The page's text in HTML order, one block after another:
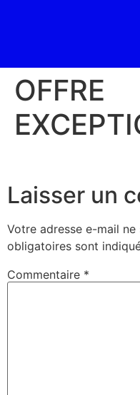
OFFRE
Laisser un
Votre adresse e-mail ne
obligatoires sont
Commentaire *